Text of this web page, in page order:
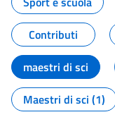
Contributi
maestri di sci
Maestri di sci (1)